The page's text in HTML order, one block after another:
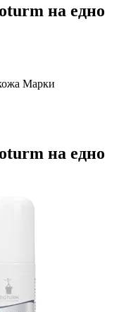
на едно
Марки
на едно